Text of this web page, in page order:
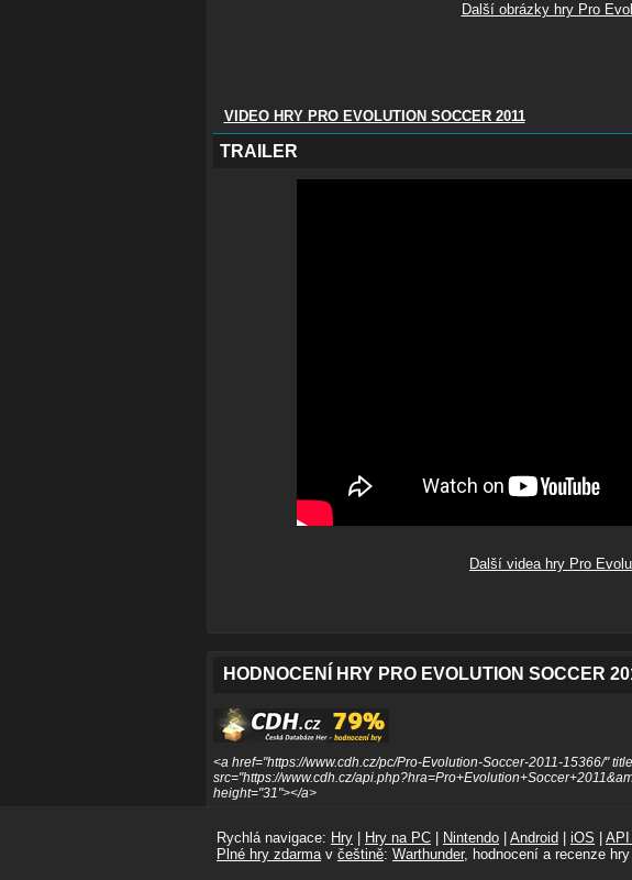
Další obrázky hry Pro
VIDEO HRY PRO EVOLUTION SOCCER 2011
TRAILER
Další videa hry Pro
HODNOCENÍ HRY PRO EVOLUTION SOCCER
<a href="https://www.cdh.cz/pc/Pro-Evolution-Soccer-2011-15366/"
src="https://www.cdh.cz/
height="31"></a>
Rychlá navigace: Hry Hry na PC Nintendo Android iOS API
Plné hry zdarmav češtině: Warthunder, hodnocení a recenze hry